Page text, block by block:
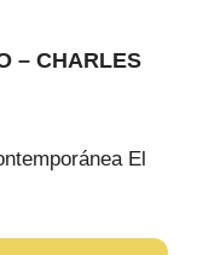
– CHARLES
El